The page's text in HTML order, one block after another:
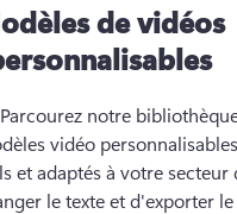
de vidéos
Parcourez notre
vidéo
et adaptés à votre secteur
le texte et d'exporter